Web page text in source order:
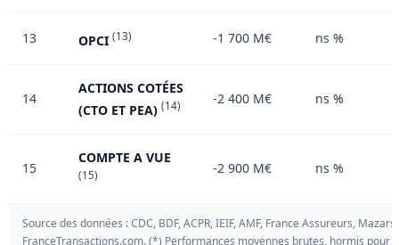
13 OPCI (13) -1 700 M€ ns %
14
ACTIONS COTÉES
(CTO ET PEA) (14) -2 400 M€ ns %
15
COMPTE A VUE
(15) -2 900 M€ ns %
Source des données : CDC, BDF, ACPR, IEIF, AMF, France Assureurs,
FranceTransactions.com. (*) Performances moyennes brutes, hormis pour